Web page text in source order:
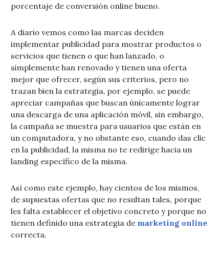
porcentaje de conversión online bueno.
A diario vemos como las marcas deciden
implementar publicidad para mostrar productos o
servicios que tienen o que han lanzado, o
simplemente han renovado y tienen una oferta
mejor que ofrecer, según sus criterios, pero no
trazan bien la estrategia, por ejemplo, se puede
apreciar campañas que buscan únicamente lograr
una descarga de una aplicación móvil, sin embargo,
la campaña se muestra para usuarios que están en
un computadora, y no obstante eso, cuando das clic
en la publicidad, la misma no te redirige hacia un
landing específico de la misma.
Así como este ejemplo, hay cientos de los mismos,
de supuestas ofertas que no resultan tales, porque
les falta establecer el objetivo concreto y porque no
tienen definido una estrategia de marketing online
correcta.